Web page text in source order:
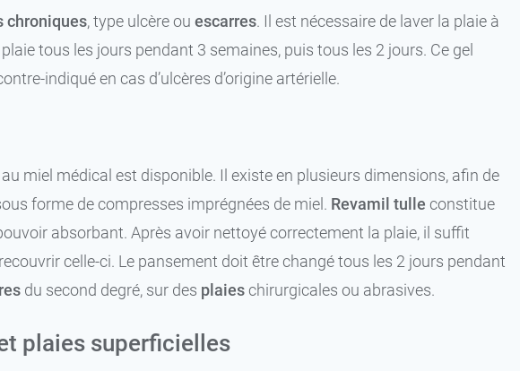
chroniques, type ulcère ou escarres. Il est nécessaire de laver la plaie à
tous les jours pendant 3 semaines, puis tous les 2 jours. Ce gel
indiqué en cas d’ulcères d’origine artérielle.
au miel médical est disponible. Il existe en plusieurs dimensions, afin de
forme de compresses imprégnées de miel. Revamil tulle constitue
absorbant. Après avoir nettoyé correctement la plaie, il suffit
celle-ci. Le pansement doit être changé tous les 2 jours pendant
du second degré, sur des plaieschirurgicales ou abrasives.
plaies superficielles